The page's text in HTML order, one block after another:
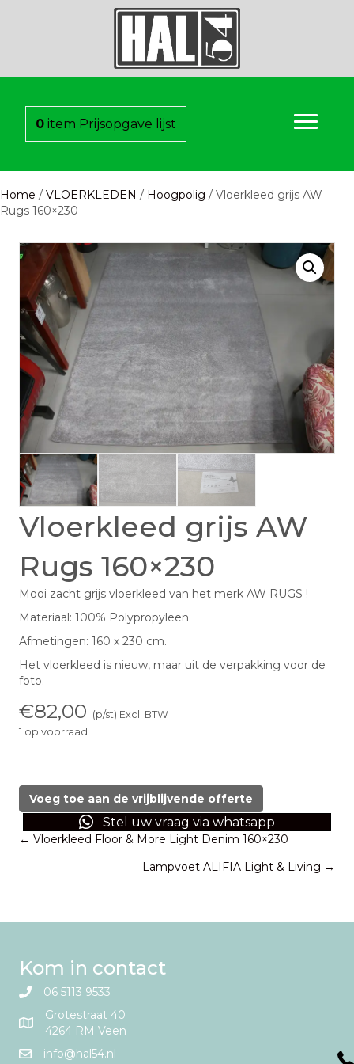
0 item Prijsopgave lijst
Home / VLOERKLEDEN / Hoogpolig / Vloerkleed grijs AW
Rugs 160×230
Vloerkleed grijs AW
Rugs 160×230
Mooi zacht grijs vloerkleed van het merk AW RUGS !
Materiaal: 100% Polypropyleen
Afmetingen: 160 x 230 cm.
Het vloerkleed is nieuw, maar uit de verpakking voor de
foto.
€82,00 (p/st) Excl. BTW
1 op voorraad
AW
Rugs
aantal
Voeg toe aan de vrijblijvende offerte
Stel uw vraag via whatsapp
Posts
navigation
← Vloerkleed Floor & More Light Denim 160×230
Lampvoet ALIFIA Light & Living →
Kom in contact
06 5113 9533
Grotestraat 40
4264 RM Veen
info@hal54.nl